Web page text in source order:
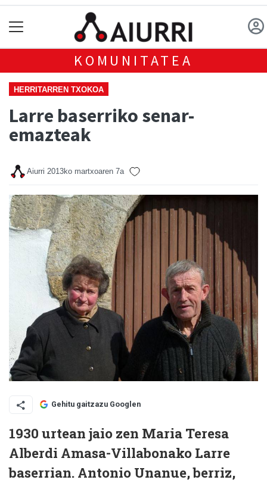
KOMUNITATEA
HERRITARREN TXOKOA
Larre baserriko senar-
emazteak
Aiurri 2013ko martxoaren 7a
Gehitu gaitzazu Googlen
1930 urtean jaio zen Maria Teresa
Alberdi Amasa-Villabonako Larre
baserrian. Antonio Unanue, berriz,